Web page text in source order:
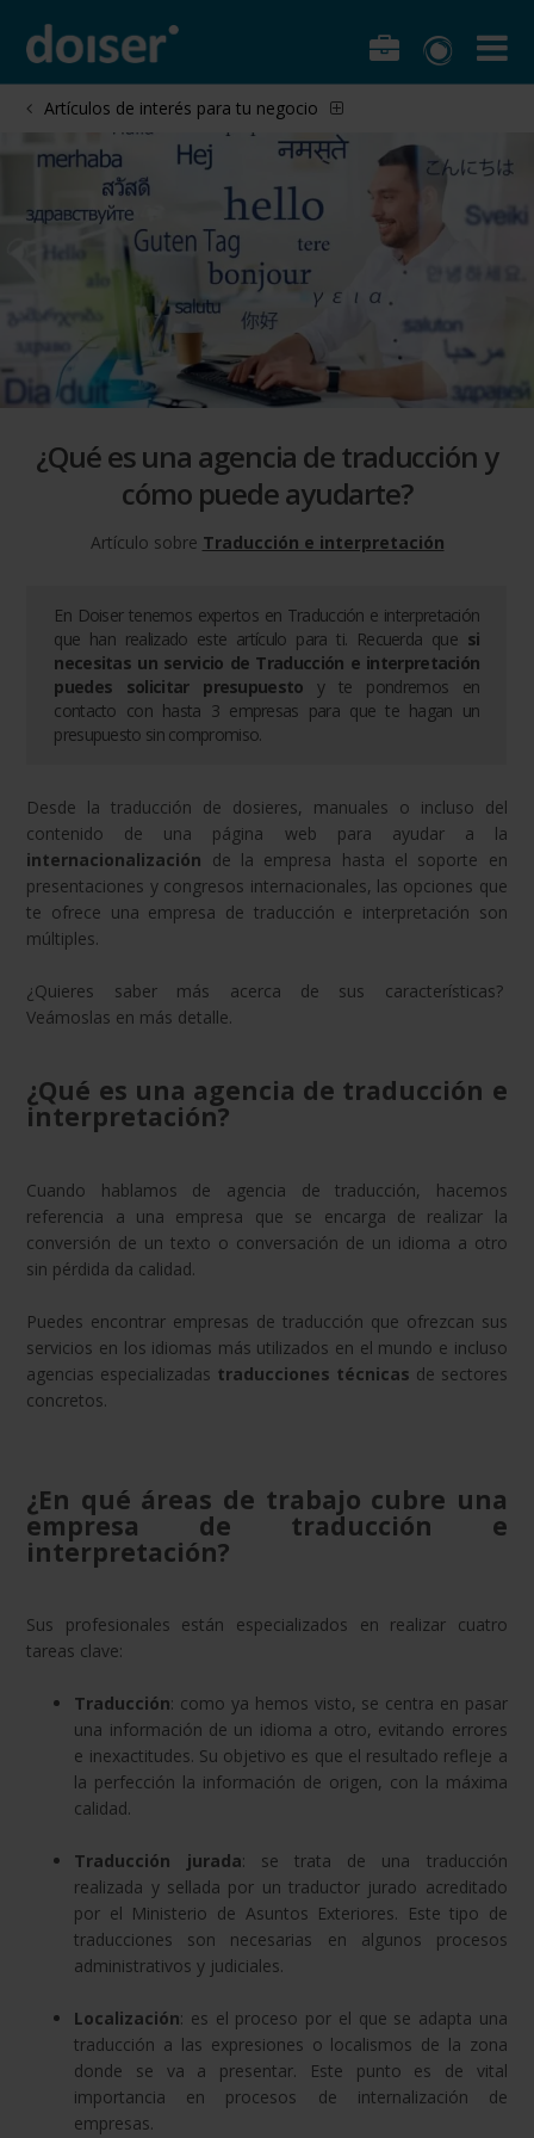
Artículos de interés para tu negocio
¿Qué es una agencia de traducción y
cómo puede ayudarte?
Artículo sobre Traducción e interpretación
En Doiser tenemos expertos en Traducción e interpretación
que han realizado este artículo para ti. Recuerda que si
necesitas un servicio de Traducción e interpretación
puedes solicitar presupuesto y te pondremos en
contacto con hasta 3 empresas para que te hagan un
presupuesto sin compromiso.
Desde la traducción de dosieres, manuales o incluso del
contenido de una página web para ayudar a la
internacionalización de la empresa hasta el soporte en
presentaciones y congresos internacionales, las opciones que
te ofrece una empresa de traducción e interpretación son
múltiples.
¿Quieres saber más acerca de sus características?
Veámoslas en más detalle.
¿Qué es una agencia de traducción e
interpretación?
Cuando hablamos de agencia de traducción, hacemos
referencia a una empresa que se encarga de realizar la
conversión de un texto o conversación de un idioma a otro
sin pérdida da calidad.
Puedes encontrar empresas de traducción que ofrezcan sus
servicios en los idiomas más utilizados en el mundo e incluso
agencias especializadas traducciones técnicas de sectores
concretos.
¿En qué áreas de trabajo cubre una
empresa de traducción e
interpretación?
Sus profesionales están especializados en realizar cuatro
tareas clave:
Traducción: como ya hemos visto, se centra en pasar
una información de un idioma a otro, evitando errores
e inexactitudes. Su objetivo es que el resultado refleje a
la perfección la información de origen, con la máxima
calidad.
Traducción jurada: se trata de una traducción
realizada y sellada por un traductor jurado acreditado
por el Ministerio de Asuntos Exteriores. Este tipo de
traducciones son necesarias en algunos procesos
administrativos y judiciales.
Localización: es el proceso por el que se adapta una
traducción a las expresiones o localismos de la zona
donde se va a presentar. Este punto es de vital
importancia en procesos de internalización de
empresas.